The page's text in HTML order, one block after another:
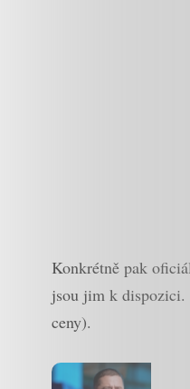
Konkrétně pak
jsou jim k dispozici.
ceny).